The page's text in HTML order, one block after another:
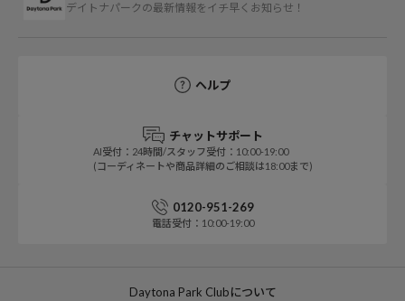
デイトナパークの最新情報をイチ早くお知らせ！
ヘルプ
チャットサポート
AI受付：24時間/スタッフ受付：10:00-19:00
(コーディネートや商品詳細のご相談は18:00まで)
0120-951-269
電話受付：10:00-19:00
Daytona Park Clubについて